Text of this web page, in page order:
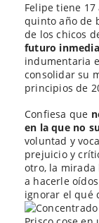
Felipe tiene 17
quinto año de
de los chicos
futuro
indumentaria
consolidar su
principios de
Confiesa que
en la que no
voluntad y
prejuicio y
otro, la
a hacerle
ignorar el qué